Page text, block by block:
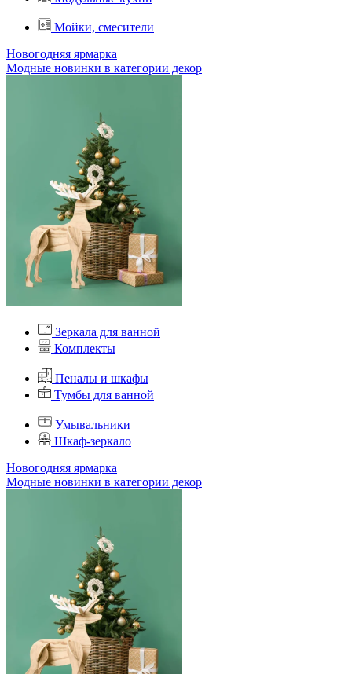
Мойки, смесители
Новогодняя ярмарка
Модные новинки в категории декор
Зеркала для ванной
Комплекты
Пеналы и шкафы
Тумбы для ванной
Умывальники
Шкаф-зеркало
Новогодняя ярмарка
Модные новинки в категории декор